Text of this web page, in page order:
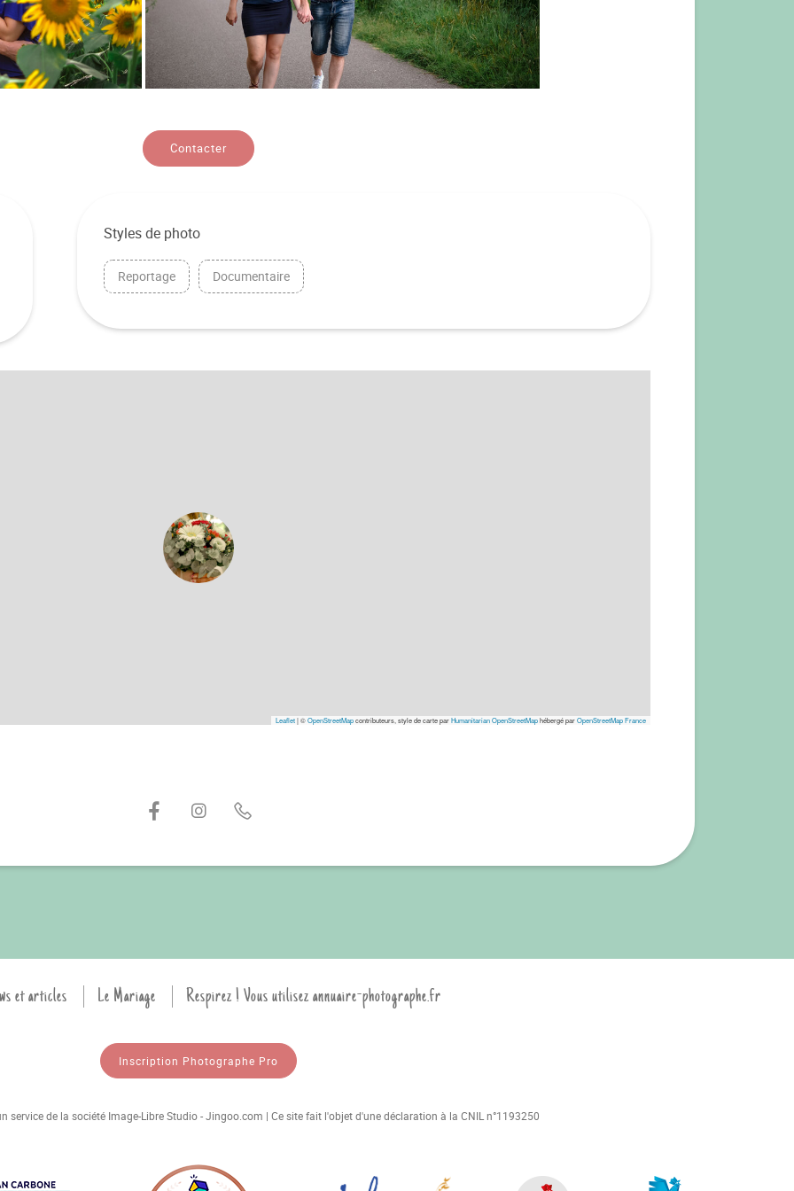
Contacter
Styles de photo
Reportage Documentaire
Leaflet|©OpenStreetMapcontributeurs, style de carte parHumanitarian OpenStreetMaphébergé parOpenStreetMap France
et articles Le Mariage Respirez ! Vous utilisez annuaire-photographe.fr
Inscription Photographe Pro
service de la société Image-Libre Studio - Jingoo.com | Ce site fait l'objet d'une déclaration à la CNIL n°1193250